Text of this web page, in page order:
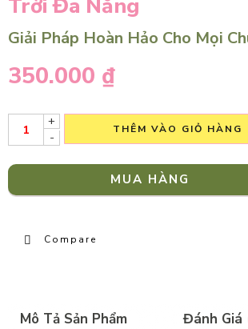
Trời Đa Năng
Giải Pháp Hoàn Hảo Cho Mọi
350.000 ₫
+
-
THÊM VÀO GIỎ HÀNG
MUA HÀNG
Compare
Mô Tả Sản Phẩm Đánh Giá